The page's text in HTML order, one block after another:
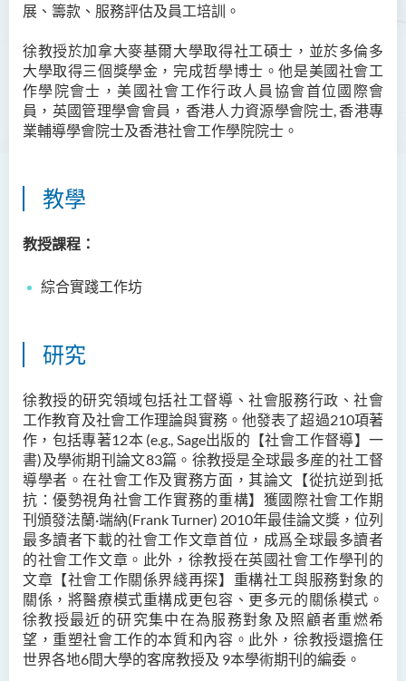
展、籌款、服務評估及員工培訓。
徐教授於加拿大麥基爾大學取得社工碩士，並於多倫多
大學取得三個獎學金，完成哲學博士。他是美國社會工
作學院會士，美國社會工作行政人員協會首位國際會
員，英國管理學會會員，香港人力資源學會院士, 香港專
業輔導學會院士及香港社會工作學院院士 。
教學
教授課程：
綜合實踐工作坊
研究
徐教授的研究領域包括社工督導、社會服務行政、社會
工作教育及社會工作理論與實務。他發表了超過210項著
作，包括專著12本(e.g., Sage出版的【社會工作督導】一
書)及學術期刊論文83篇。徐教授是全球最多産的社工督
導學者。在社會工作及實務方面，其論文【從抗逆到抵
抗：優勢視角社會工作實務的重構】獲國際社會工作期
刊頒發法蘭·端納(Frank Turner) 2010年最佳論文獎， 位列
最多讀者下載的社會工作文章首位，成爲全球最多讀者
的社會工作文章。此外，徐教授在英國社會工作學刊的
文章【社會工作關係界綫再探】重構社工與服務對象的
關係，將醫療模式重構成更包容、更多元的關係模式。
徐教授最近的研究集中在為服務對象及照顧者重燃希
望，重塑社會工作的本質和內容。此外，徐教授還擔任
世界各地6間大學的客席教授及 9本學術期刊的編委。
Mr LUK Yiu Tung
Ms Amy LEE Yuk Ying
Dr Leo YEUNG Yee Yu
Dr Joey SIU Chung Yue
Prof WONG Yu Cheung
鄺靈思
譚可娸
邱達民教授
粱嘉敏博士
陳合玲女士
陳炳坤博士
Prof Simon CHAN Tak Mau
Dr Ada CHEUNG Pui Ling
Ms Catalina CHAN Sin Han